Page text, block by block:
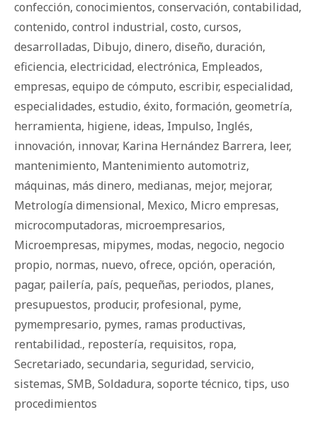
confección, conocimientos, conservación, contabilidad,
contenido, control industrial, costo, cursos,
desarrolladas, Dibujo, dinero, diseño, duración,
eficiencia, electricidad, electrónica, Empleados,
empresas, equipo de cómputo, escribir, especialidad,
especialidades, estudio, éxito, formación, geometría,
herramienta, higiene, ideas, Impulso, Inglés,
innovación, innovar, Karina Hernández Barrera, leer,
mantenimiento, Mantenimiento automotriz,
máquinas, más dinero, medianas, mejor, mejorar,
Metrología dimensional, Mexico, Micro empresas,
microcomputadoras, microempresarios,
Microempresas, mipymes, modas, negocio, negocio
propio, normas, nuevo, ofrece, opción, operación,
pagar, pailería, país, pequeñas, periodos, planes,
presupuestos, producir, profesional, pyme,
pymempresario, pymes, ramas productivas,
rentabilidad., repostería, requisitos, ropa,
Secretariado, secundaria, seguridad, servicio,
sistemas, SMB, Soldadura, soporte técnico, tips, uso
procedimientos